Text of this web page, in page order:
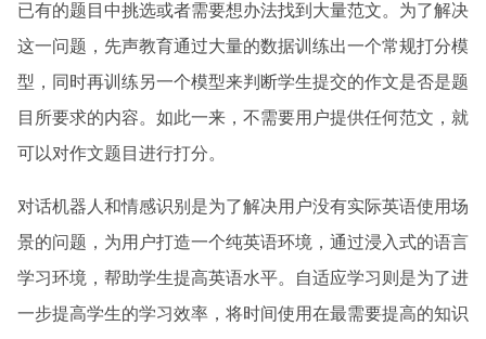
已有的题目中挑选或者需要想办法找到大量范文。为了解决
这一问题，先声教育通过大量的数据训练出一个常规打分模
型，同时再训练另一个模型来判断学生提交的作文是否是题
目所要求的内容。如此一来，不需要用户提供任何范文，就
可以对作文题目进行打分。
对话机器人和情感识别是为了解决用户没有实际英语使用场
景的问题，为用户打造一个纯英语环境，通过浸入式的语言
学习环境，帮助学生提高英语水平。自适应学习则是为了进
一步提高学生的学习效率，将时间使用在最需要提高的知识